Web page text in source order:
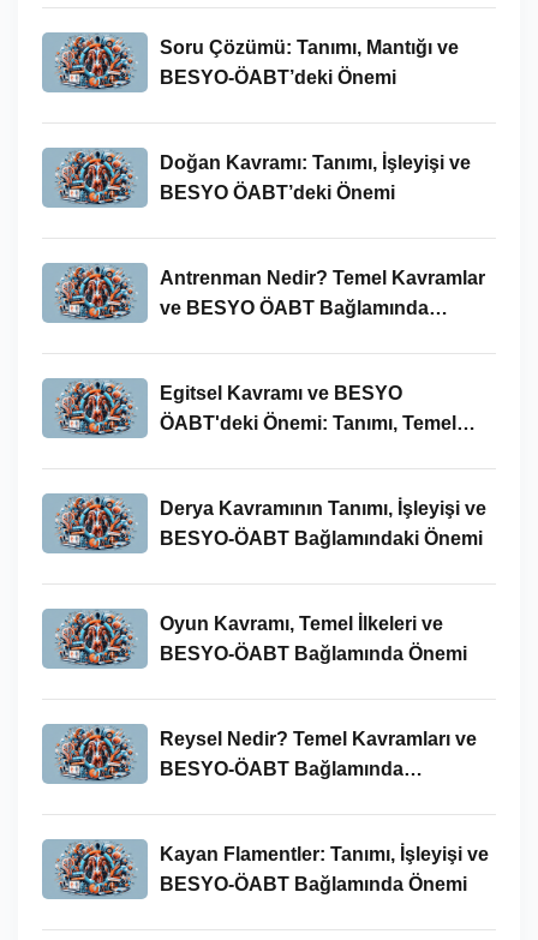
Soru Çözümü: Tanımı, Mantığı ve
BESYO-ÖABT’deki Önemi
Doğan Kavramı: Tanımı, İşleyişi ve
BESYO ÖABT’deki Önemi
Antrenman Nedir? Temel Kavramlar
ve BESYO ÖABT Bağlamında
Egitsel Kavramı ve BESYO
ÖABT'deki Önemi: Tanımı, Temel
Derya Kavramının Tanımı, İşleyişi ve
BESYO-ÖABT Bağlamındaki Önemi
Oyun Kavramı, Temel İlkeleri ve
BESYO-ÖABT Bağlamında Önemi
Reysel Nedir? Temel Kavramları ve
BESYO-ÖABT Bağlamında
Kayan Flamentler: Tanımı, İşleyişi ve
BESYO-ÖABT Bağlamında Önemi